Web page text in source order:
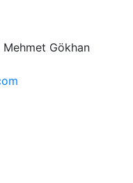
Gökhan